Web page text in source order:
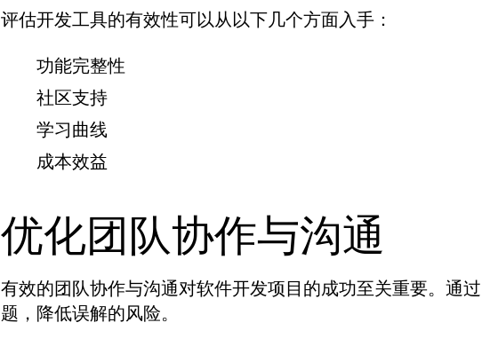
评估开发工具的有效性可以从以下几个方面入手：
功能完整性
社区支持
学习曲线
成本效益
优化团队协作与沟通
有效的团队协作与沟通对软件开发项目的成功至关重要。通
题，降低误解的风险。